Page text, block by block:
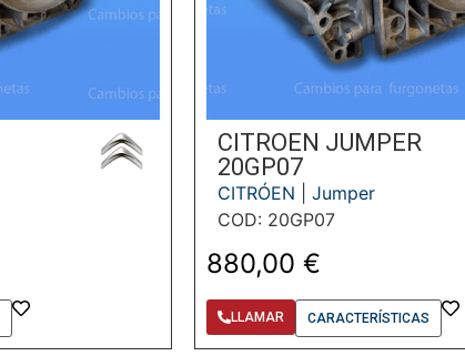
CITROEN JUMPER
20GP07
CITRÓEN
Jumper
COD: 20GP07
880,00 €
LLAMAR CARACTERÍSTICAS